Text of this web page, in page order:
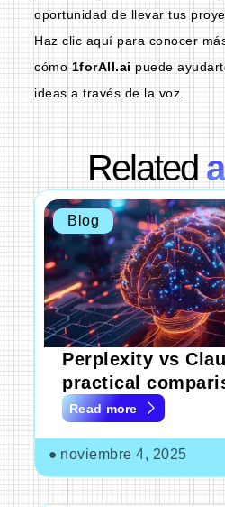
oportunidad de llevar tus
Haz clic aquí para conocer
cómo1forAll.aipuede
ideas a través de la voz.
Related
Blog
Perplexity vs
practical
Read more
noviembre 4, 2025